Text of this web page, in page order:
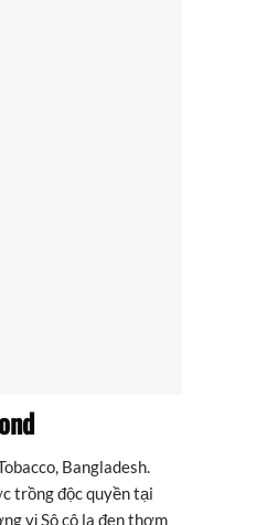
Bangladesh.
trồng độc quyền tại
vị Sô cô la đen thơm